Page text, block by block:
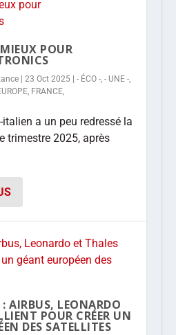
POUR
| 23 Oct 2025| - ÉCO -, - UNE -,
, FRANCE,
a un peu redressé la
trimestre 2025, après
: AIRBUS, LEONARDO
POUR CRÉER UN
DES SATELLITES